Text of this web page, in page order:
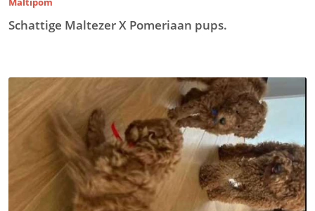
Schattige Maltezer X Pomeriaan pups.